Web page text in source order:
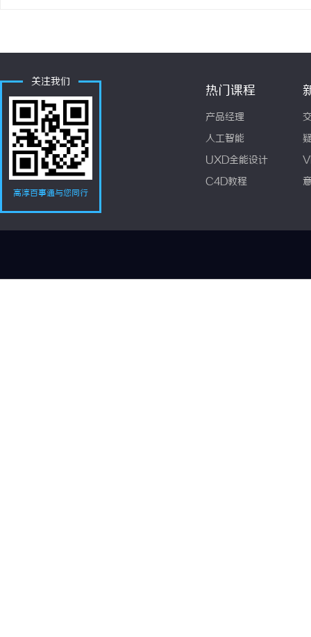
关注我们
高淳百事通与您同行
热门课程
产品经理
人工智能
UXD全能设计
C4D教程